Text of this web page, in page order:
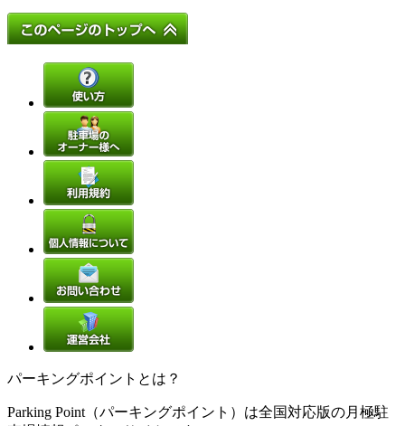
パーキングポイントとは？
Parking Point（パーキングポイント）は全国対応版の月極駐